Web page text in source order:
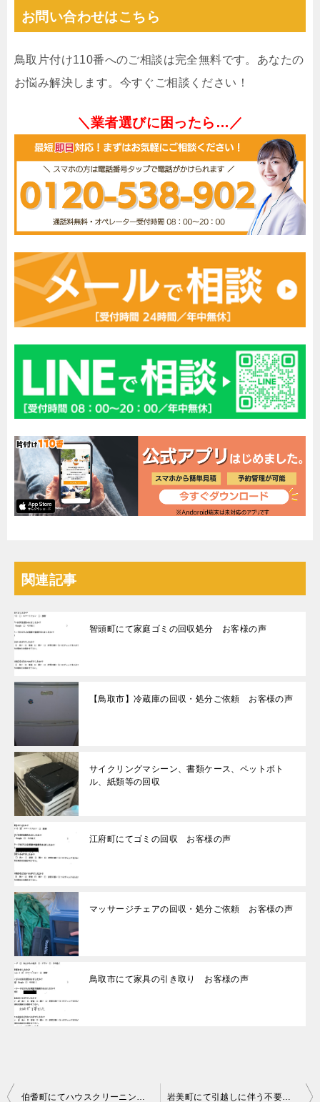
お問い合わせはこちら
鳥取片付け110番へのご相談は完全無料です。あなたの
お悩み解決します。今すぐご相談ください！
＼業者選びに困ったら…／
関連記事
智頭町にて家庭ゴミの回収処分 お客様の声
【鳥取市】冷蔵庫の回収・処分ご依頼 お客様の声
サイクリングマシーン、書類ケース、ペットボト
ル、紙類等の回収
江府町にてゴミの回収 お客様の声
マッサージチェアの回収・処分ご依頼 お客様の声
鳥取市にて家具の引き取り お客様の声
投